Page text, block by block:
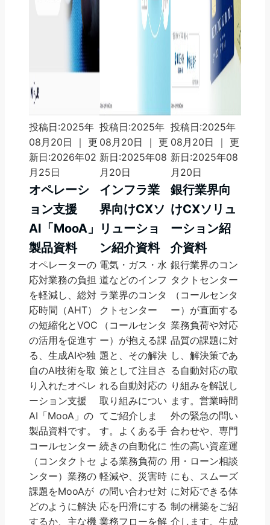
投稿日:2025年
08月20日 ｜ 更
新日:2026年02
月25日
オペレーシ
ョン支援
AI「MooA」
製品資料
オペレーターの
応対業務の負担
を軽減し、総対
応時間（AHT）
の短縮化とVOC
の活用を促進す
る、生成AIや独
自のAI技術を取
り入れたオペレ
ーション支援
AI「MooA」の
製品資料です。
コールセンター
（コンタクトセ
ンター）業務の
課題をMooAが
どのように解決
するか、主な機
投稿日:2025年
08月20日 ｜ 更
新日:2025年08
月20日
インフラ業
界向けCXソ
リューショ
ン紹介資料
電気・ガス・水
道などのインフ
ラ業界のコンタ
クトセンター
（コールセンタ
ー）が抱える課
題と、その解決
策として注目さ
れる自動対応の
取り組みについ
てご紹介しま
す。よくある手
続きの自動化に
よる業務負荷の
軽減や、災害時
の問い合わせ対
応を円滑にする
業務フローを解
投稿日:2025年
08月20日 ｜ 更
新日:2025年08
月20日
銀行業界向
けCXソリュ
ーション紹
介資料
銀行業界のコン
タクトセンター
（コールセンタ
ー）が直面する
業務負荷や対応
品質の課題に対
し、解決策であ
る自動対応の取
り組みを解説し
ます。営業時間
外の緊急の問い
合わせや、専門
性の高い資産運
用・ローン相談
にも、スムーズ
に対応できる体
制の構築をご紹
介します。生成